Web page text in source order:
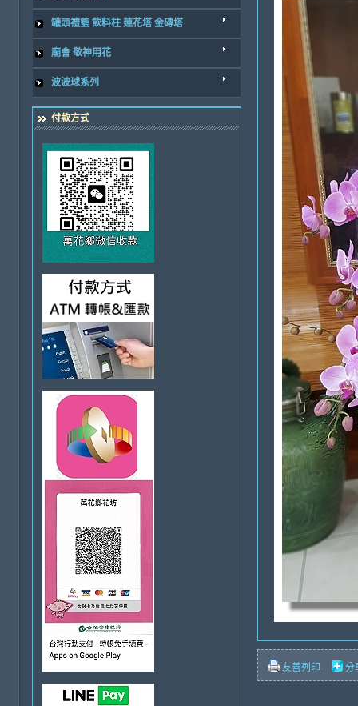
罐頭禮籃 飲料柱 蓮花塔 金磚塔
廟會 敬神用花
波波球系列
付款方式
友善列印 分